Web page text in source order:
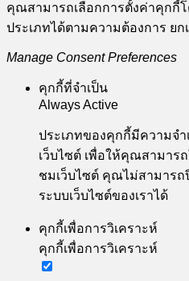
คุณสามารถเลือกการตั้งค่าคุกกี้
ประเภทได้ตามความต้องการ ยก
Manage Consent Preferences
คุกกี้ที่จำเป็น
Always Active
ประเภทของคุกกี้มีความจ
เว็บไซต์ เพื่อให้คุณสามาร
ชมเว็บไซต์ คุณไม่สามาร
ระบบเว็บไซต์ของเราได้
คุกกี้เพื่อการวิเคราะห์
คุกกี้เพื่อการวิเคราะห์